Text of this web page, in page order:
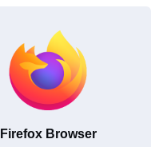
Firefox Browser